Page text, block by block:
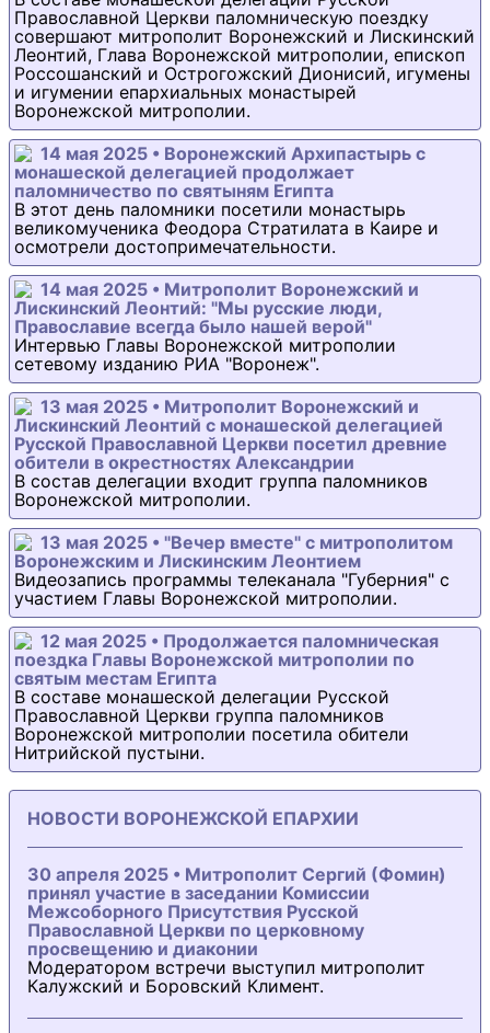
Православной Церкви паломническую поездку
совершают митрополит Воронежский и Лискинский
Леонтий, Глава Воронежской митрополии, епископ
Россошанский и Острогожский Дионисий, игумены
и игумении епархиальных монастырей
Воронежской митрополии.
14 мая 2025 • Воронежский Архипастырь с
монашеской делегацией продолжает
паломничество по святыням Египта
В этот день паломники посетили монастырь
великомученика Феодора Стратилата в Каире и
осмотрели достопримечательности.
14 мая 2025 • Митрополит Воронежский и
Лискинский Леонтий: "Мы русские люди,
Православие всегда было нашей верой"
Интервью Главы Воронежской митрополии
сетевому изданию РИА "Воронеж".
13 мая 2025 • Митрополит Воронежский и
Лискинский Леонтий с монашеской делегацией
Русской Православной Церкви посетил древние
обители в окрестностях Александрии
В состав делегации входит группа паломников
Воронежской митрополии.
13 мая 2025 • "Вечер вместе" с митрополитом
Воронежским и Лискинским Леонтием
Видеозапись программы телеканала "Губерния" с
участием Главы Воронежской митрополии.
12 мая 2025 • Продолжается паломническая
поездка Главы Воронежской митрополии по
святым местам Египта
В составе монашеской делегации Русской
Православной Церкви группа паломников
Воронежской митрополии посетила обители
Нитрийской пустыни.
НОВОСТИ ВОРОНЕЖСКОЙ ЕПАРХИИ
30 апреля 2025 • Митрополит Сергий (Фомин)
принял участие в заседании Комиссии
Межсоборного Присутствия Русской
Православной Церкви по церковному
просвещению и диаконии
Модератором встречи выступил митрополит
Калужский и Боровский Климент.